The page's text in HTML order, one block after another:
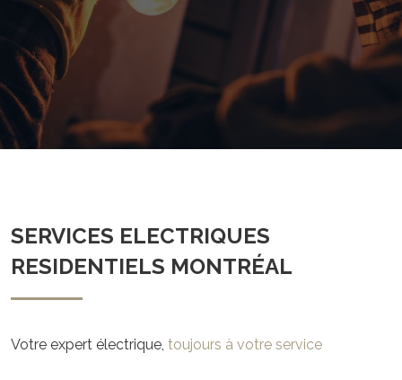
SERVICES ELECTRIQUES
RESIDENTIELS MONTRÉAL
Votre expert électrique, toujours à votre service